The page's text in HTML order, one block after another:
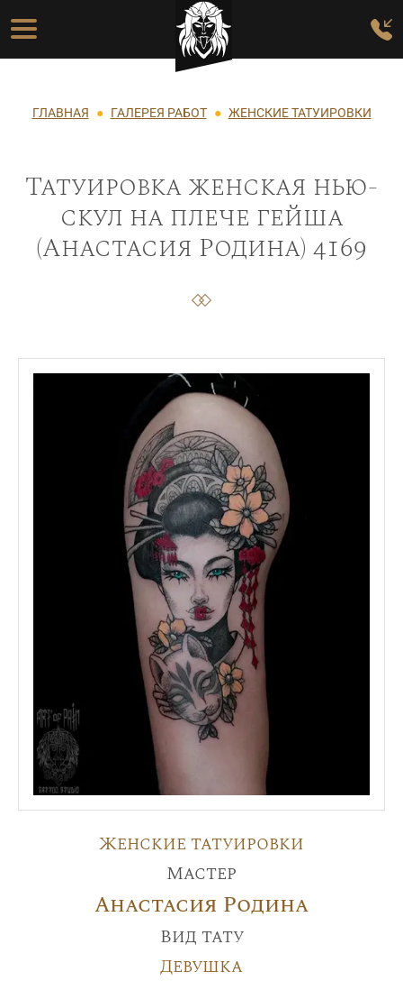
Перейти к основному содержанию
Основная навигация
Строка навигации
ГЛАВНАЯ ГАЛЕРЕЯ РАБОТ ЖЕНСКИЕ ТАТУИРОВКИ
Татуировка женская нью-
скул на плече гейша
(Анастасия Родина) 4169
Женские татуировки
Мастер
Анастасия Родина
Вид тату
Девушка